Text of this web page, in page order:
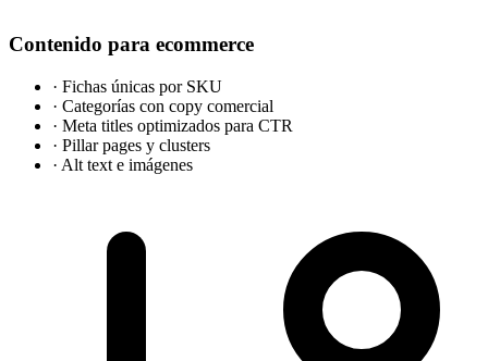
Contenido para ecommerce
· Fichas únicas por SKU
· Categorías con copy comercial
· Meta titles optimizados para CTR
· Pillar pages y clusters
· Alt text e imágenes